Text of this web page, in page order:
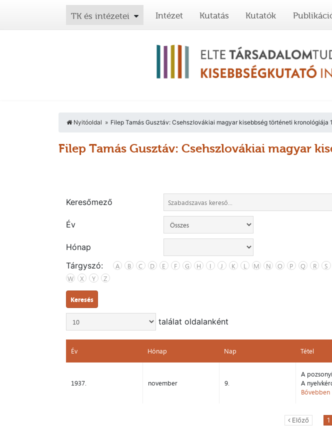
TK és intézetei Intézet Kutatás Kutatók
Nyitóoldal Filep Tamás Gusztáv: Csehszlovákiai magyar kisebbség történeti kronológiája
Filep Tamás Gusztáv: Csehszlovákiai magyar
Keresőmező
Év
Hónap
Tárgyszó:
A B C D E F G H I J K L M N O P Q R S
W
X Y Z
Keresés
találat oldalanként
Év Hónap Nap Tétel
1937.
november 9.
A
A
Bővebben
Előző 1